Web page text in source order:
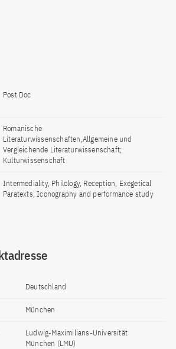
Post Doc
Romanische
Literaturwissenschaften,Allgemeine und
Vergleichende Literaturwissenschaft;
Kulturwissenschaft
Intermediality, Philology, Reception, Exegetical
Paratexts, Iconography and performance study
Deutschland
München
Ludwig-Maximilians-Universität
München (LMU)